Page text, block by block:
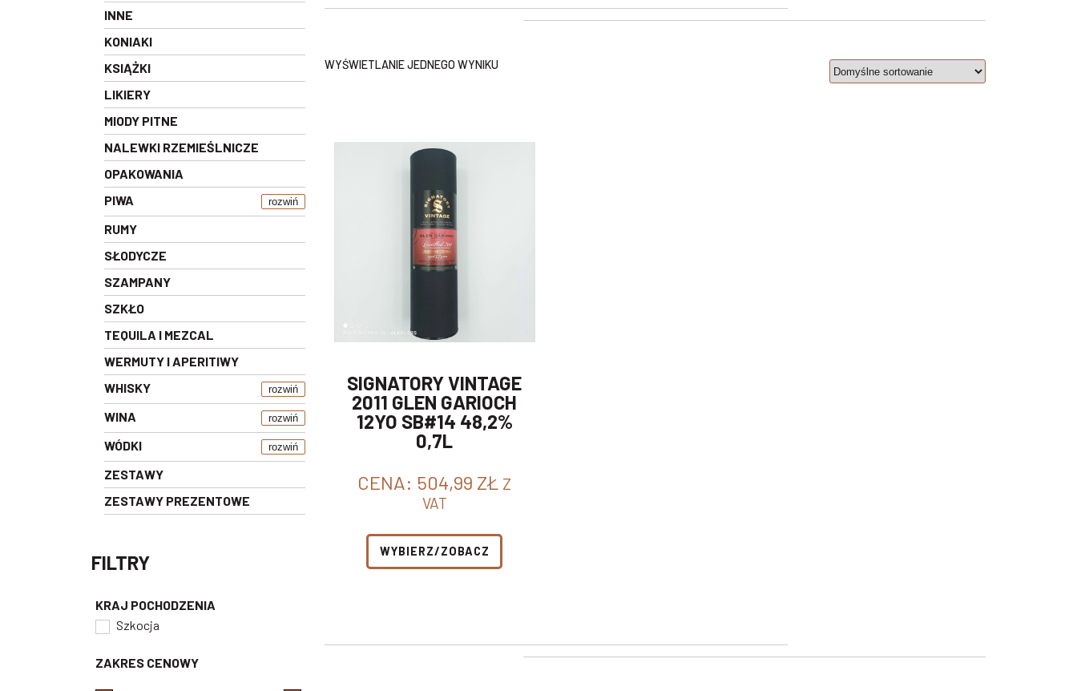
INNE
KONIAKI
KSIĄŻKI
LIKIERY
MIODY PITNE
NALEWKI RZEMIEŚLNICZE
OPAKOWANIA
PIWA
rozwiń
RUMY
SŁODYCZE
SZAMPANY
SZKŁO
TEQUILA I MEZCAL
WERMUTY I APERITIWY
WHISKY
rozwiń
WINA rozwiń
WÓDKI rozwiń
ZESTAWY
ZESTAWY PREZENTOWE
FILTRY
KRAJ POCHODZENIA
Szkocja
ZAKRES CENOWY
WYŚWIETLANIE JEDNEGO WYNIKU
SIGNATORY VINTAGE
2011 GLEN GARIOCH
12YO SB#14 48,2%
0,7L
CENA: 504,99 ZŁ Z
VAT
WYBIERZ/ZOBACZ